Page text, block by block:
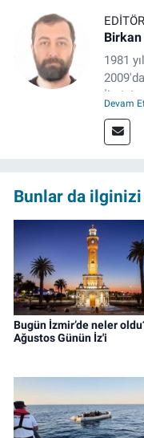
1981
ve
Devam
Bunlar da
Bugün İzmir’de neler
Ağustos Günün İz'i